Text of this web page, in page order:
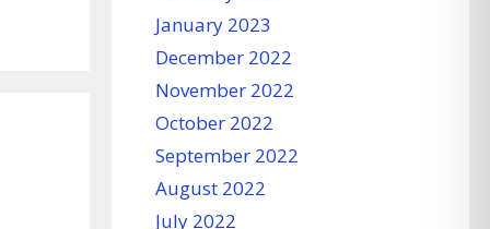
January 2023
December 2022
November 2022
October 2022
September 2022
August 2022
July 2022